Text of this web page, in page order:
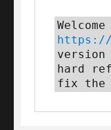
hard
fix the